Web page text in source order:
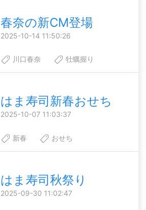
春奈の新CM登場
2025-10-14 11:50:26
川口春奈 牡蠣握り
はま寿司新春おせち
2025-10-07 11:03:37
新春 おせち
はま寿司秋祭り
2025-09-30 11:02:47